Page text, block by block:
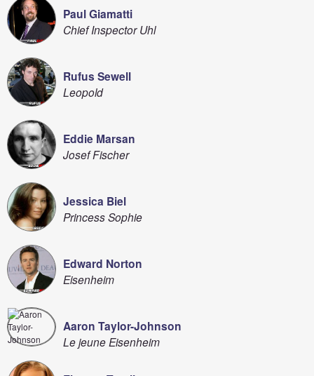
Paul Giamatti
Chief Inspector Uhl
Rufus Sewell
Leopold
Eddie Marsan
Josef Fischer
Jessica Biel
Princess Sophie
Edward Norton
Eisenheim
Aaron Taylor-Johnson
Le jeune Eisenheim